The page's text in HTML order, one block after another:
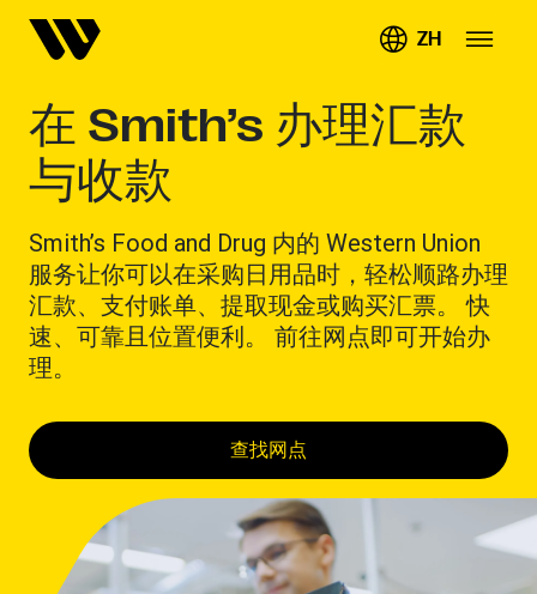
ZH
在 Smith’s 办理汇款
与收款
Smith’s Food and Drug 内的 Western Union
服务让你可以在采购日用品时，轻松顺路办理
汇款、支付账单、提取现金或购买汇票。 快
速、可靠且位置便利。 前往网点即可开始办
理。
查找网点